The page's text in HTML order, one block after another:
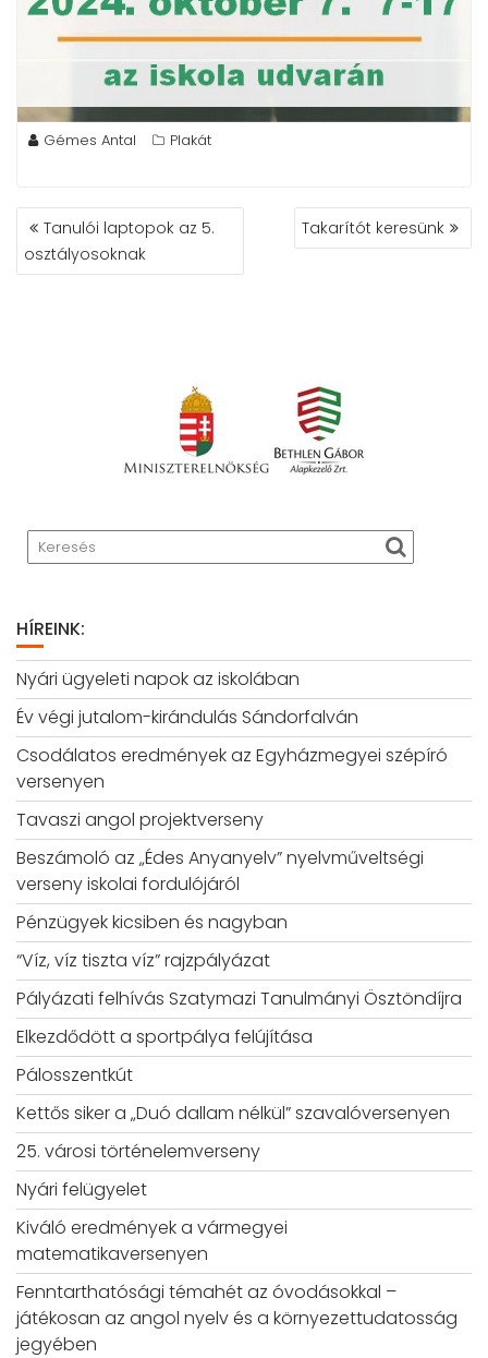
Gémes Antal Plakát
BEJEGYZÉS
NAVIGÁCIÓ
Tanulói laptopok az 5.
osztályosoknak
Takarítót keresünk
HÍREINK:
Nyári ügyeleti napok az iskolában
Év végi jutalom-kirándulás Sándorfalván
Csodálatos eredmények az Egyházmegyei szépíró
versenyen
Tavaszi angol projektverseny
Beszámoló az „Édes Anyanyelv” nyelvműveltségi
verseny iskolai fordulójáról
Pénzügyek kicsiben és nagyban
“Víz, víz tiszta víz” rajzpályázat
Pályázati felhívás Szatymazi Tanulmányi Ösztöndíjra
Elkezdődött a sportpálya felújítása
Pálosszentkút
Kettős siker a „Duó dallam nélkül” szavalóversenyen
25. városi történelemverseny
Nyári felügyelet
Kiváló eredmények a vármegyei
matematikaversenyen
Fenntarthatósági témahét az óvodásokkal –
játékosan az angol nyelv és a környezettudatosság
jegyében